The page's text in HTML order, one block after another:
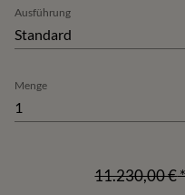
Ausführung
Standard
Menge
1
11.230,00 €